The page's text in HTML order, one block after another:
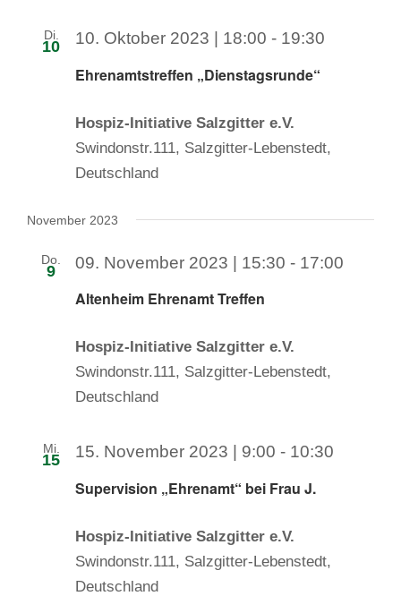
Di.
10
Ehrenamtstreffen „Dienstagsrunde“
10. Oktober 2023 | 18:00 - 19:30
Hospiz-Initiative Salzgitter e.V.
Swindonstr.111, Salzgitter-Lebenstedt,
Deutschland
November 2023
Do.
9
Altenheim Ehrenamt Treffen
09. November 2023 | 15:30 - 17:00
Hospiz-Initiative Salzgitter e.V.
Swindonstr.111, Salzgitter-Lebenstedt,
Deutschland
Mi.
15
Supervision „Ehrenamt“ bei Frau J.
15. November 2023 | 9:00 - 10:30
Hospiz-Initiative Salzgitter e.V.
Swindonstr.111, Salzgitter-Lebenstedt,
Deutschland